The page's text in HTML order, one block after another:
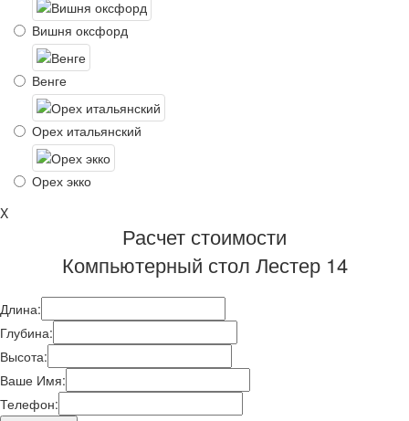
Вишня оксфорд
Венге
Орех итальянский
Орех экко
X
Расчет стоимости
Компьютерный стол Лестер 14
Длина:
Глубина:
Высота:
Ваше Имя:
Телефон: